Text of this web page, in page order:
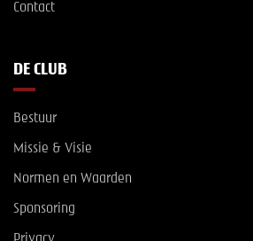
Contact
DE CLUB
Bestuur
Missie & Visie
Normen en Waarden
Sponsoring